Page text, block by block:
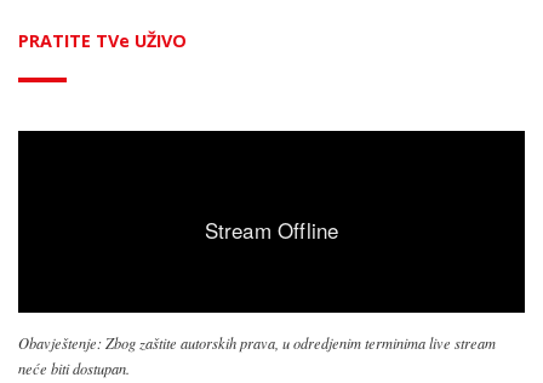
PRATITE TVe UŽIVO
Obavještenje: Zbog zaštite autorskih prava, u odredjenim terminima live stream
neće biti dostupan.